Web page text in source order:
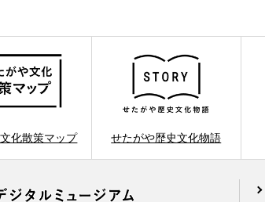
化散策マップ せたがや歴史文化物語